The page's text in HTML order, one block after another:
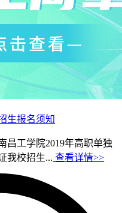
生报名须知
学院2019年高职单独
我校招生... 查看详情>>